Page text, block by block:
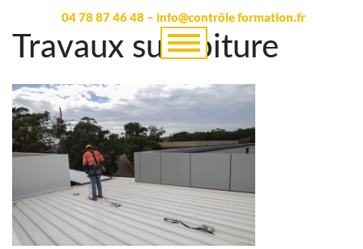
04 78 87 46 48 – info@contrôle formation.fr
Travaux sur toiture